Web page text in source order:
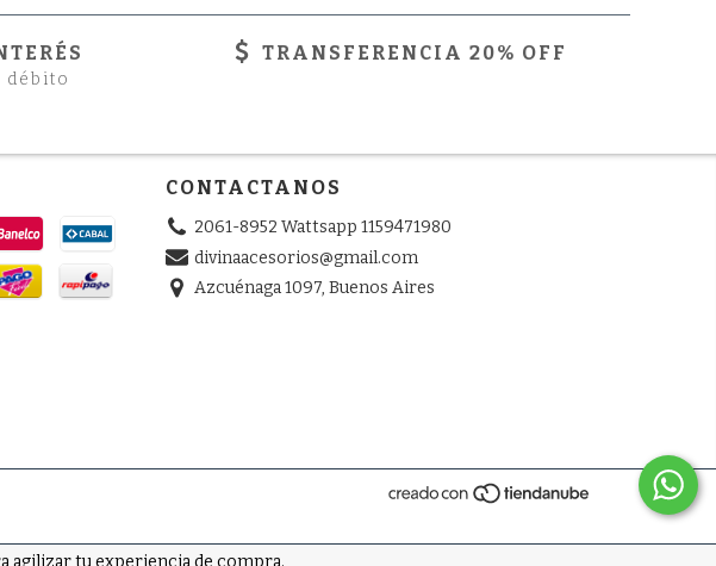
agilizar tu experiencia de compra.
débito
TRANSFERENCIA 20% OFF
CONTACTANOS
2061-8952 Wattsapp 1159471980
divinaacesorios@gmail.com
Azcuénaga 1097, Buenos Aires